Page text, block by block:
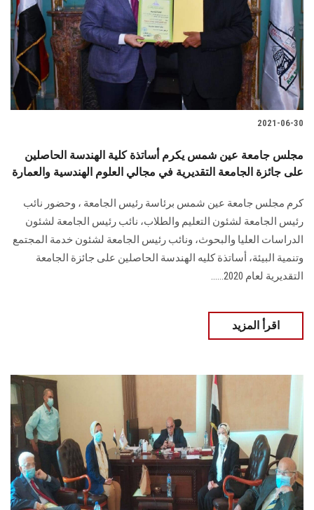
2021-06-30
مجلس جامعة عين شمس يكرم أساتذة كلية الهندسة الحاصلين
على جائزة الجامعة التقديرية في مجالي العلوم الهندسية والعمارة
كرم مجلس جامعة عين شمس برئاسة رئيس الجامعة ، وحضور نائب
رئيس الجامعة لشئون التعليم والطلاب، نائب رئيس الجامعة لشئون
الدراسات العليا والبحوث، ونائب رئيس الجامعة لشئون خدمة المجتمع
وتنمية البيئة، أساتذة كليه الهندسة الحاصلين على جائزة الجامعة
التقديرية لعام 2020......
اقرأ المزيد